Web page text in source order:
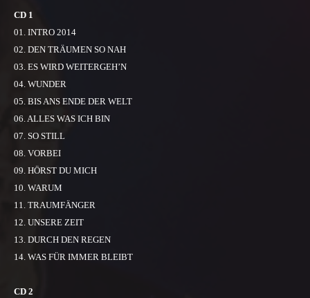
CD 1
01. INTRO 2014
02. DEN TRÄUMEN SO NAH
03. ES WIRD WEITERGEH’N
04. WUNDER
05. BIS ANS ENDE DER WELT
06. ALLES WAS ICH BIN
07. SO STILL
08. VORBEI
09. HÖRST DU MICH
10. WARUM
11. TRAUMFÄNGER
12. UNSERE ZEIT
13. DURCH DEN REGEN
14. WAS FÜR IMMER BLEIBT
CD 2